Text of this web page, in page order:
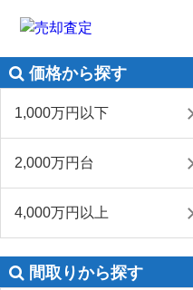
価格から探す
1,000万円以下
2,000万円台
4,000万円以上
間取りから探す